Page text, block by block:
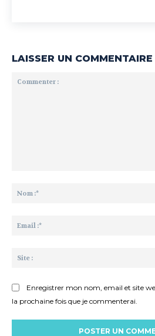
LAISSER UN COMMENTAIRE
Enregistrer mon nom, email et site
la prochaine fois que je commenterai.